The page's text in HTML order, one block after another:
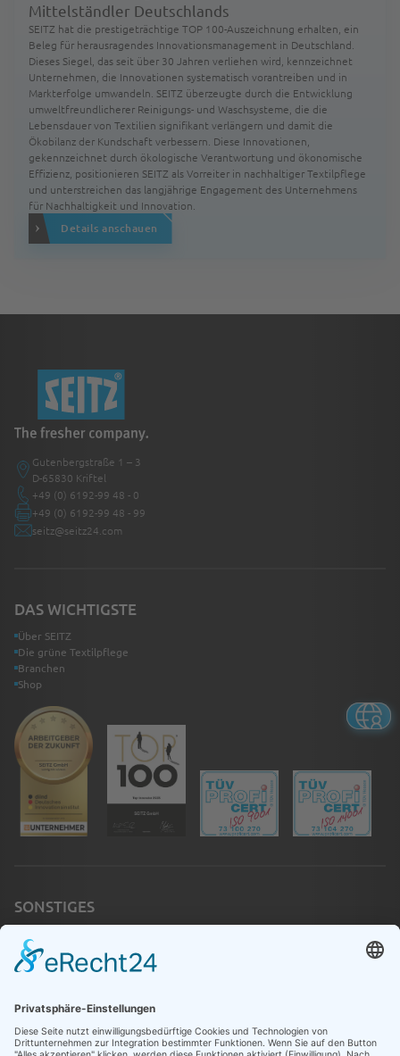
Mittelständler Deutschlands
SEITZ hat die prestigeträchtige TOP 100-Auszeichnung erhalten, ein
Beleg für herausragendes Innovationsmanagement in Deutschland.
Dieses Siegel, das seit über 30 Jahren verliehen wird, kennzeichnet
Unternehmen, die Innovationen systematisch vorantreiben und in
Markterfolge umwandeln. SEITZ überzeugte durch die Entwicklung
umweltfreundlicherer Reinigungs- und Waschsysteme, die die
Lebensdauer von Textilien signifikant verlängern und damit die
Ökobilanz der Kundschaft verbessern. Diese Innovationen,
gekennzeichnet durch ökologische Verantwortung und ökonomische
Effizienz, positionieren SEITZ als Vorreiter in nachhaltiger Textilpflege
und unterstreichen das langjährige Engagement des Unternehmens
für Nachhaltigkeit und Innovation.
Details anschauen
Gutenbergstraße 1 – 3
D-65830 Kriftel
+49 (0) 6192-99 48 - 0
+49 (0) 6192-99 48 - 99
seitz@seitz24.com
DAS WICHTIGSTE
Über SEITZ
Die grüne Textilpflege
Branchen
Shop
SONSTIGES
Schulungen
Notfall
Betriebsanweisungen
Newsletter